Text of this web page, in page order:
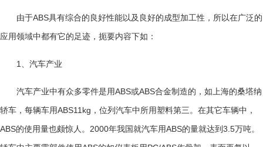
由于ABS具有综合的良好性能以及良好的成型加工性，所以在广泛的
应用领域中都有它的足迹，扼要内容下如：
1 、汽车产业
汽车产业中有众多零件是用ABS或ABS合金制造的，如上海的桑塔纳
轿车，每辆车用ABS11kg ，位列汽车中所用塑料第三。在其它车辆中，
ABS的使用量也颇惊人。 2000年我国就汽车用ABS的量就达到 3.5万吨。